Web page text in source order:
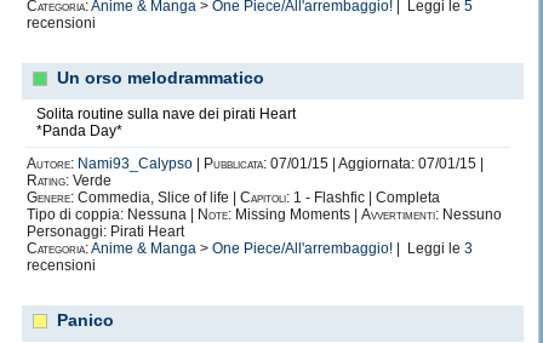
Categoria:Anime & Manga > One Piece/All'arrembaggio! | Leggi le 5
recensioni
Un orso melodrammatico
Solita routine sulla nave dei pirati Heart
*Panda Day*
Autore: Nami93_Calypso Pubblicata: 07/01/15 | Aggiornata: 07/01/15 |
Rating: Verde
Genere: Commedia, Slice of life | Capitoli: 1 - Flashfic | Completa
Tipo di coppia: Nessuna |
Note: Missing Moments | Avvertimenti: Nessuno
Personaggi: Pirati Heart
Categoria:Anime & Manga > One Piece/All'arrembaggio! | Leggi le 3
recensioni
Panico